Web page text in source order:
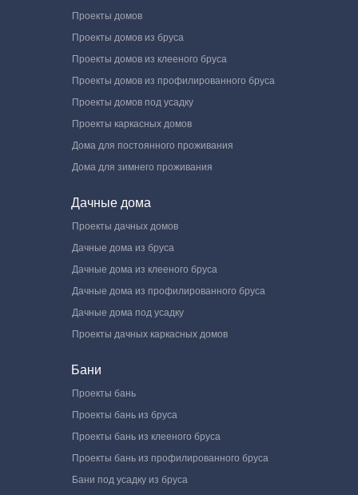
Проекты домов
Проекты домов из бруса
Проекты домов из клееного бруса
Проекты домов из профилированного бруса
Проекты домов под усадку
Проекты каркасных домов
Дома для постоянного проживания
Дома для зимнего проживания
Дачные дома
Проекты дачных домов
Дачные дома из бруса
Дачные дома из клееного бруса
Дачные дома из профилированного бруса
Дачные дома под усадку
Проекты дачных каркасных домов
Бани
Проекты бань
Проекты бань из бруса
Проекты бань из клееного бруса
Проекты бань из профилированного бруса
Бани под усадку из бруса